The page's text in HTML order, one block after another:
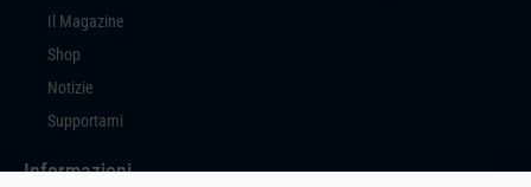
Il Magazine
Shop
Notizie
Supportami
Informazioni